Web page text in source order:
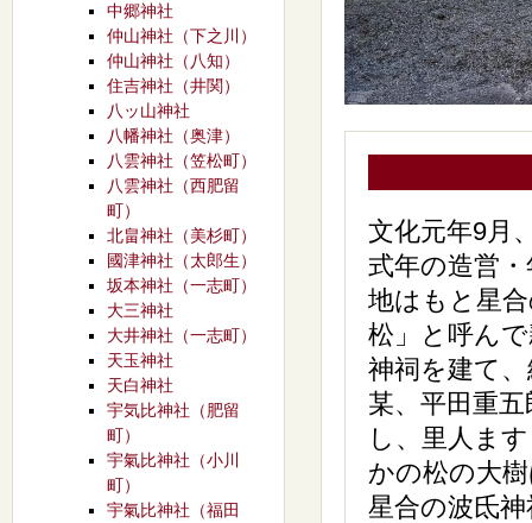
文化元年9月
式年の造営
地はもと星
松」と呼ん
神祠を建て
某、平田重
し、里人ま
かの松の大
星合の波氐
中郷神社
仲山神社（下之川）
仲山神社（八知）
住吉神社（井関）
八ッ山神社
八幡神社（奥津）
八雲神社（笠松町）
八雲神社（西肥留
町）
北畠神社（美杉町）
國津神社（太郎生）
坂本神社（一志町）
大三神社
大井神社（一志町）
天玉神社
天白神社
宇気比神社（肥留
町）
宇氣比神社（小川
町）
宇氣比神社（福田